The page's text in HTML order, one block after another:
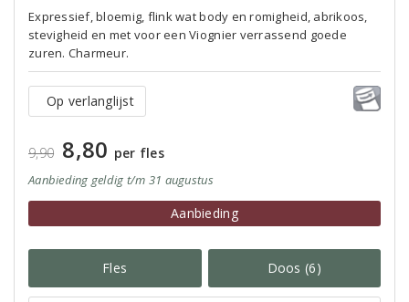
Expressief, bloemig, flink wat body en romigheid, abrikoos,
stevigheid en met voor een Viognier verrassend goede
zuren. Charmeur.
Op verlanglijst
9,90 8,80 per fles
Aanbieding geldig t/m 31 augustus
Aanbieding
Fles Doos (6)